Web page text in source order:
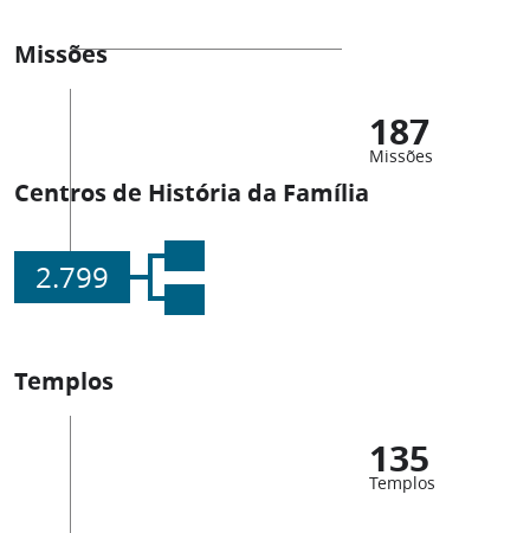
Missões
187
Missões
Centros de História da Família
2.799
Templos
135
Templos